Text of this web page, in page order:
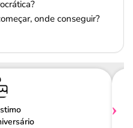
onde conseguir?